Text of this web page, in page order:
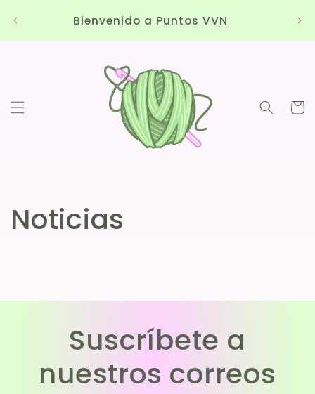
directamenteBienvenido a Puntos VVN
Carrito
Noticias
Suscríbete a
nuestros correos